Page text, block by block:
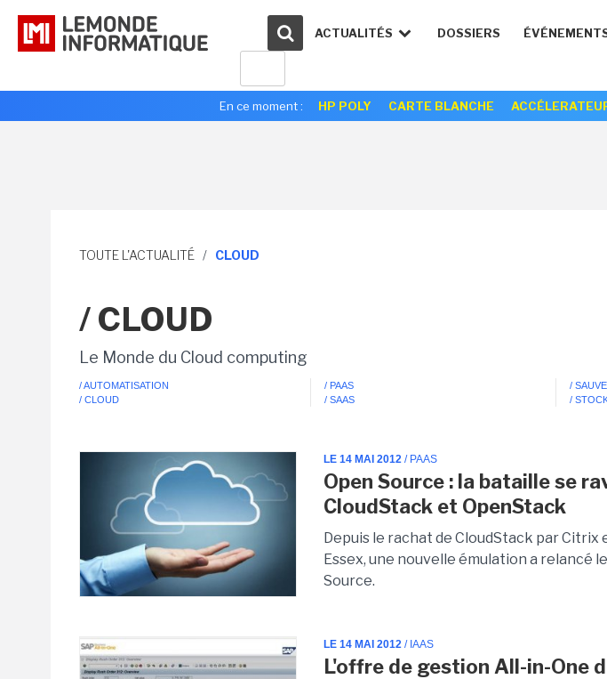
ACTUALITÉS DOSSIERS
En ce moment : HP POLY CARTE BLANCHE
TOUTE L'ACTUALITÉ / CLOUD
/ CLOUD
Le Monde du Cloud computing
/ AUTOMATISATION
/ CLOUD
/ PAAS
/ SAAS
/
/
LE 14 MAI 2012 / PAAS
Open Source : la bataille se
CloudStack et OpenStack
Depuis le rachat de CloudStack par
Essex, une nouvelle émulation a relancé
Source.
LE 14 MAI 2012 / IAAS
L'offre de gestion All-in-One